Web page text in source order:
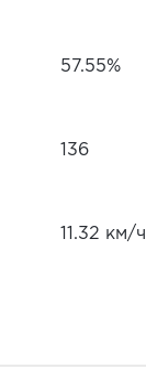
57.55%
136
11.32 км/ч